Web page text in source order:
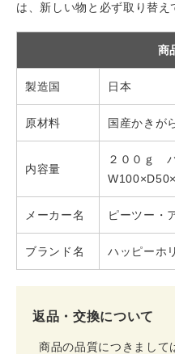
は、新しい物と必ず取り替え
商
製造国 日本
原材料 国産かきが
内容量
２００ｇ
メーカー名 ピーツー・
ブランド名 ハッピーホ
返品・交換について
商品の品質につきまして